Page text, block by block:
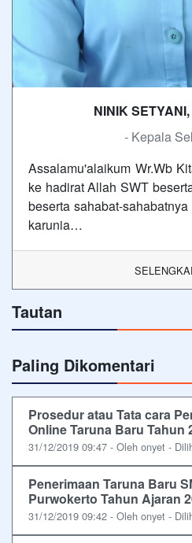
NINIK
- Kepala
Assalamu'alaikum Wr.Wb
ke hadirat Allah SWT
beserta sahabat-
karunia…
Tautan
Paling Dikomentari
Prosedur atau Tata cara
Online Taruna Baru Tahun
31/12/2019 09:47 - Oleh onyet -
Penerimaan Taruna Baru
Purwokerto Tahun Ajaran
31/12/2019 09:42 - Oleh onyet -